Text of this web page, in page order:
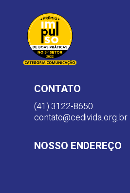
CONTATO
(41) 3122-8650
contato@cedivida.org.br
NOSSO ENDEREÇO